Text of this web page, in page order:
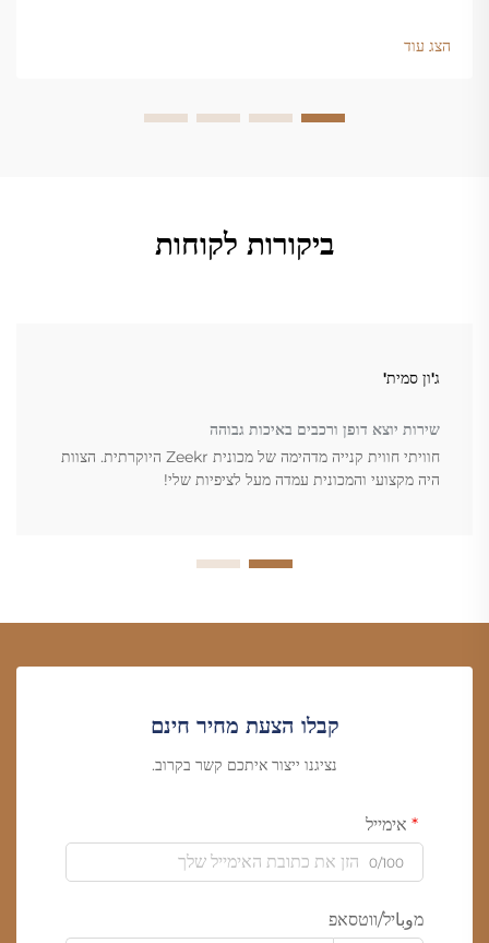
הצג עוד
ביקורות לקוחות
ג'ון סמית'
שירות יוצא דופן ורכבים באיכות גבוהה
חוויתי חווית קנייה מדהימה של מכונית Zeekr היוקרתית. הצוות
היה מקצועי והמכונית עמדה מעל לציפיות שלי!
קבלו הצעת מחיר חינם
נציגנו ייצור איתכם קשר בקרוב.
אימייל
0/100
מوباיל/ווטסאפ